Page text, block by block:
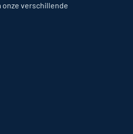
onze verschillende